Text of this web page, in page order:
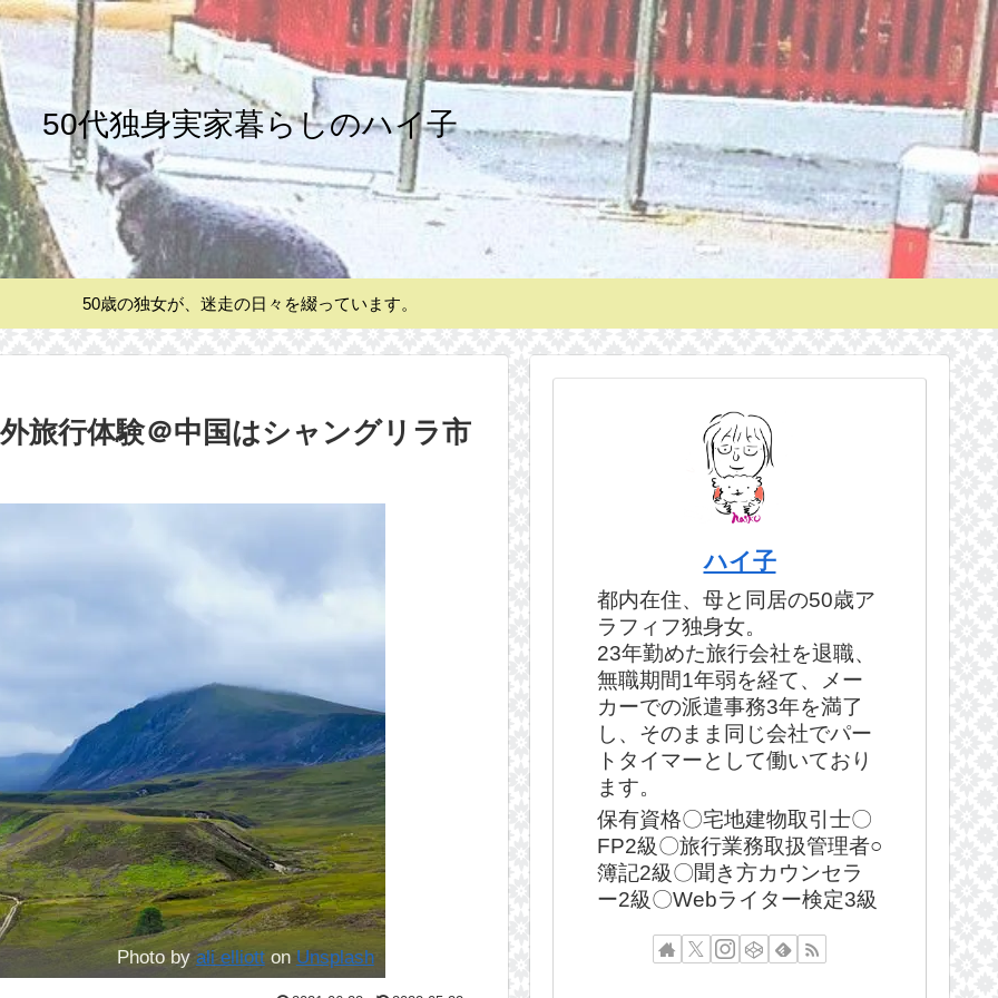
50代独身実家暮らしのハイ子
50歳の独女が、迷走の日々を綴っています。
行体験＠中国はシャングリラ市
Photo byali elliotton Unsplash
ハイ子
都内在住、母と同居の50歳ア
ラフィフ独身女。
23年勤めた旅行会社を退職、
無職期間1年弱を経て、メー
カーでの派遣事務3年を満了
し、そのまま同じ会社でパー
トタイマーとして働いており
ます。
保有資格〇宅地建物取引士〇
FP2級〇旅行業務取扱管理者○
簿記2級〇聞き方カウンセラ
ー2級〇Webライター検定3級